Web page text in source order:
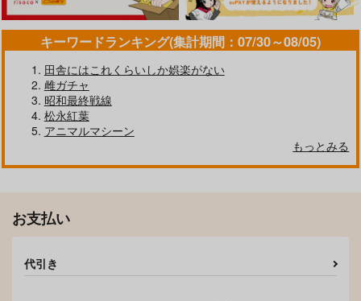
キーワードランキング(集計期間：07/30～08/05)
田舎にはこれくらいしか娯楽がない
雌ガチャ
昭和最終戦線
松永紅葉
アニマルマシーン
もっとみる
お支払い
代引き